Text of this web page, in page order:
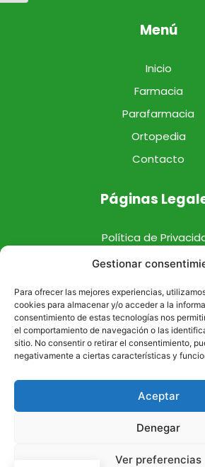
Gestionar
Para ofrecer las mejores experiencias,
cookies para almacenar y/o acceder a la
consentimiento de estas tecnologías nos
el comportamiento de navegación o las
sitio. No consentir o retirar el consentimiento,
negativamente a ciertas características y
Aceptar
Denegar
Ver preferencias
Menú
Inicio
Farmacia
Parafarmacia
Ortopedia
Contacto
Páginas
Política de
Política de
© 2026 Farmacia Churra. Diseño